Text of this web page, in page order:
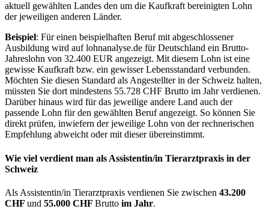
aktuell gewählten Landes den um die Kaufkraft bereinigten Lohn
der jeweiligen anderen Länder.
Beispiel: Für einen beispielhaften Beruf mit abgeschlossener
Ausbildung wird auf lohnanalyse.de für Deutschland ein Brutto-
Jahreslohn von 32.400 EUR angezeigt. Mit diesem Lohn ist eine
gewisse Kaufkraft bzw. ein gewisser Lebensstandard verbunden.
Möchten Sie diesen Standard als Angestellter in der Schweiz halten,
müssten Sie dort mindestens 55.728 CHF Brutto im Jahr verdienen.
Darüber hinaus wird für das jeweilige andere Land auch der
passende Lohn für den gewählten Beruf angezeigt. So können Sie
direkt prüfen, inwiefern der jeweilige Lohn von der rechnerischen
Empfehlung abweicht oder mit dieser übereinstimmt.
Wie viel verdient man als Assistentin/in Tierarztpraxis in der
Schweiz
Als Assistentin/in Tierarztpraxis verdienen Sie zwischen 43.200
CHF und 55.000 CHF Brutto im Jahr.